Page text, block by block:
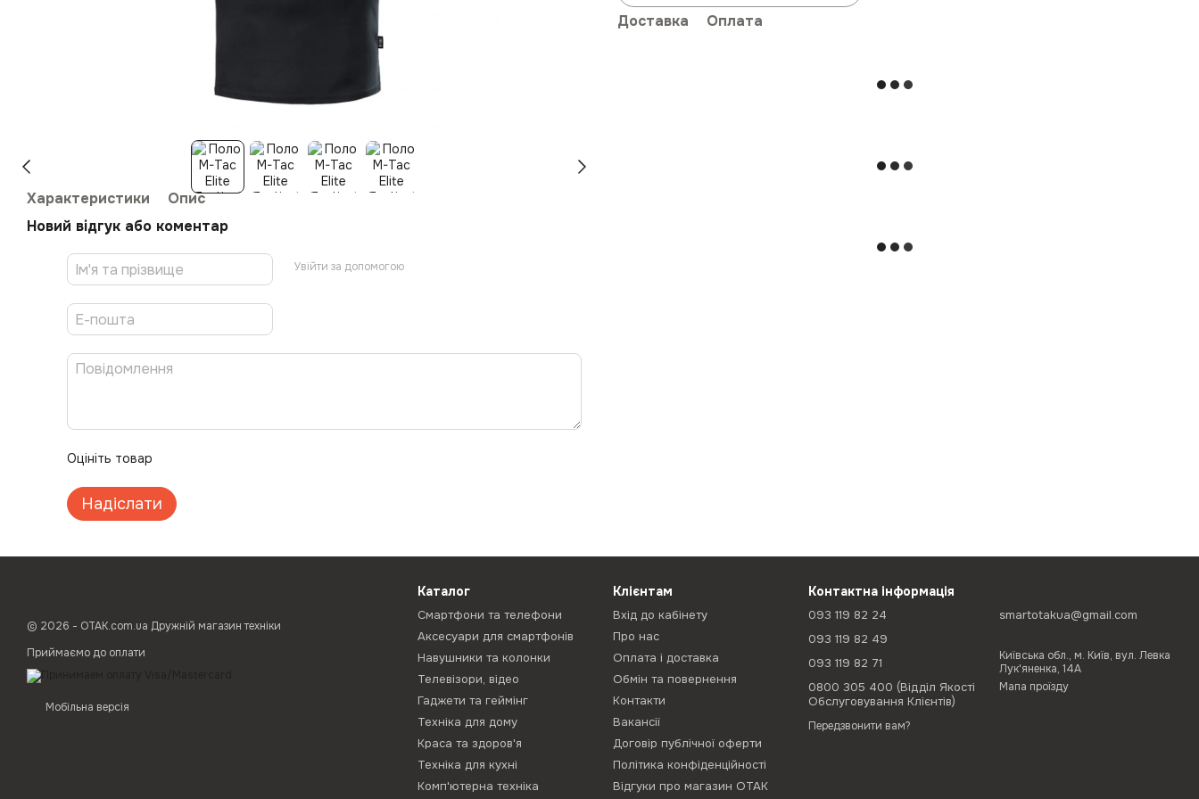
Характеристики
Опис
Новий відгук або коментар
Увійти за допомогою
Оцініть товар
Надіслати
Доставка Оплата
© 2026 - ОТАК.com.ua Дружній магазин техніки
Приймаємо до оплати
Мобільна версія
Каталог
Смартфони та телефони
Аксесуари для смартфонів
Навушники та колонки
Телевізори, відео
Гаджети та геймінг
Техніка для дому
Краса та здоров'я
Техніка для кухні
Комп'ютерна техніка
Клієнтам
Вхід до кабінету
Про нас
Оплата і доставка
Обмін та повернення
Контакти
Вакансії
Договір публічної оферти
Політика конфіденційності
Відгуки про магазин ОТАК
Контактна інформація
093 119 82 24
093 119 82 49
093 119 82 71
0800 305 400 (Відділ Якості
Обслуговування Клієнтів)
Передзвонити вам?
smartotakua@gmail.com
Київська обл., м. Київ, вул. Левка
Лук'яненка, 14А
Мапа проїзду